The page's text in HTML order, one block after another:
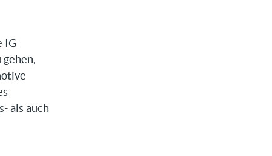
IG
als auch